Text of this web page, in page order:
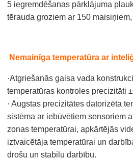
5 iegremdēšanas pārklājuma
tērauda groziem ar 150
Nemainīga temperatūra ar
·Atgriešanās gaisa vada
temperatūras kontroles precizitāti
· Augstas precizitātes datorizēta
sistēma ar iebūvētiem sensoriem
zonas temperatūrai, apkārtējās
iztvaicētāja temperatūrai un
drošu un stabilu darbību.